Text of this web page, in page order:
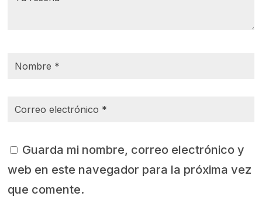
Guarda mi nombre, correo electrónico y
web en este navegador para la próxima vez
que comente.